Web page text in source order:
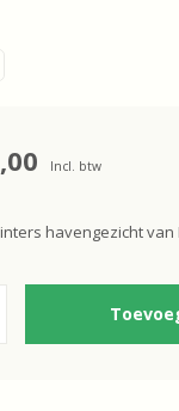
Incl. btw
havengezicht van